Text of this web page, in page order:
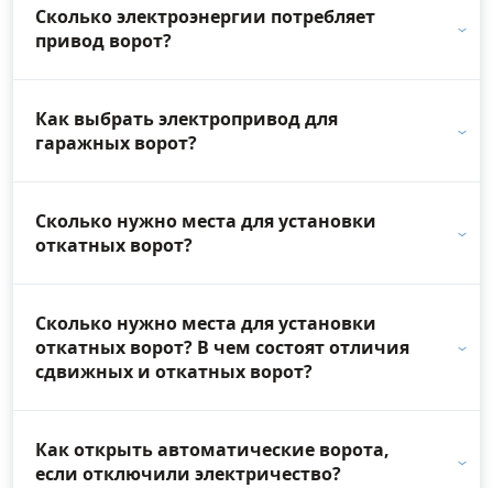
Сколько электроэнергии потребляет
привод ворот?
Как выбрать электропривод для
гаражных ворот?
Сколько нужно места для установки
откатных ворот?
Сколько нужно места для установки
откатных ворот? В чем состоят отличия
сдвижных и откатных ворот?
Как открыть автоматические ворота,
если отключили электричество?